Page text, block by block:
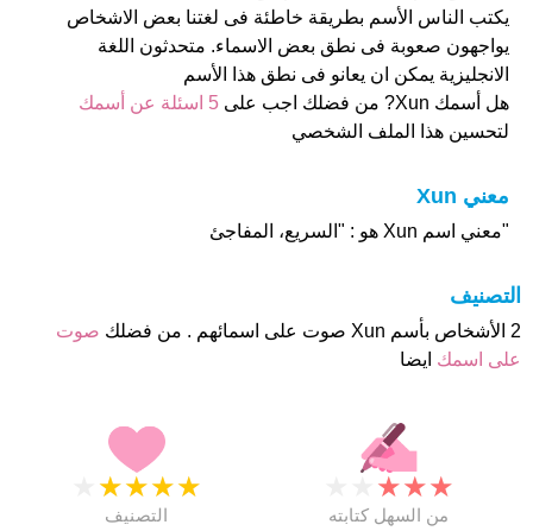
يكتب الناس الأسم بطريقة خاطئة فى لغتنا بعض الاشخاص
يواجهون صعوبة فى نطق بعض الاسماء. متحدثون اللغة
الانجليزية يمكن ان يعانو فى نطق هذا الأسم
هل أسمك Xun? من فضلك اجب على
5 اسئلة عن أسمك
لتحسين هذا الملف الشخصي
معني Xun
"معني اسم Xun هو : "السريع، المفاجئ
التصنيف
2 الأشخاص بأسم Xun صوت على اسمائهم . من فضلك
صوت
على اسمك ايضا
★
★
★
★
التصنيف
★
★
★
من السهل كتابته